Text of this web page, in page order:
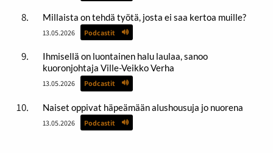
Millaista on tehdä työtä, josta ei saa kertoa muille?
13.05.2026 Podcastit
Ihmisellä on luontainen halu laulaa, sanoo
kuoronjohtaja Ville-Veikko Verha
13.05.2026 Podcastit
Naiset oppivat häpeämään alushousuja jo nuorena
13.05.2026 Podcastit